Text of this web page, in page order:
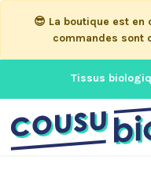
😎 La boutique est
commandes sont
Tissus